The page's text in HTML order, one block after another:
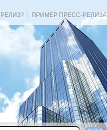
ПРИМЕР ПРЕСС-РЕЛИЗА